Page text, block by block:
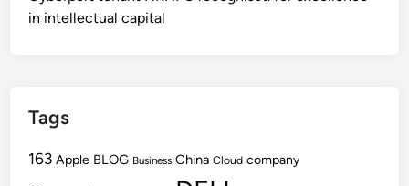
in intellectual capital
Tags
163 Apple BLOG Business China Cloud company